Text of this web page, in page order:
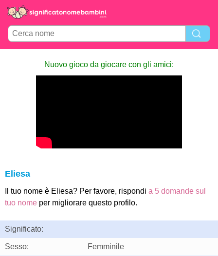
Nuovo gioco da giocare con gli amici:
Eliesa
Il tuo nome è Eliesa? Per favore, rispondi a 5 domande sul
tuo nome per migliorare questo profilo.
Significato:
Sesso: Femminile